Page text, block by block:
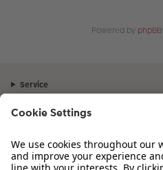
Powered by phpBB
Service
Sortiment